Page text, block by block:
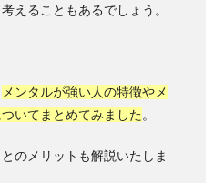
考えることもあるでしょう。
メンタルが強い人の特徴やメ
いてまとめてみました。
のメリットも解説いたしま